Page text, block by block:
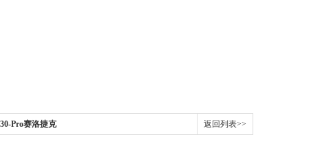
Pro赛洛捷克 返回列表>>